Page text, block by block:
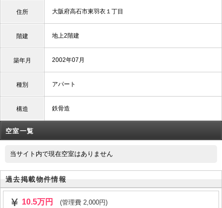
住所 大阪府高石市東羽衣１丁目
階建 地上2階建
築年月 2002年07月
種別 アパート
構造 鉄骨造
空室一覧
当サイト内で現在空室はありません
過去掲載物件情報
10.5万円
(管理費 2,000円)